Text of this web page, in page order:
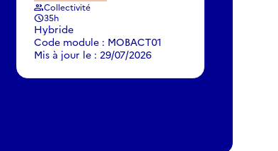
groupCollectivité
schedule35h
Hybride
Code module : MOBACT01
Mis à jour le : 29/07/2026